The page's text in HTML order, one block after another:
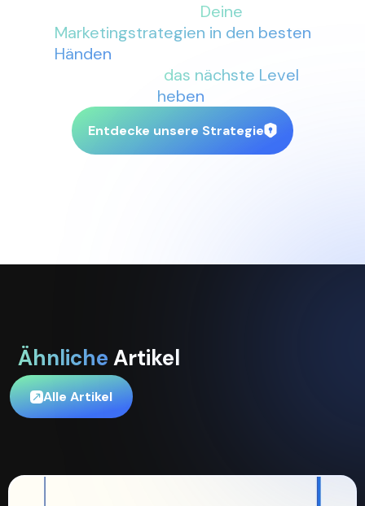
Deine
Marketingstrategien in den besten
Händen
das nächste Level
heben
Entdecke unsere Strategie
Ähnliche Artikel
Alle Artikel